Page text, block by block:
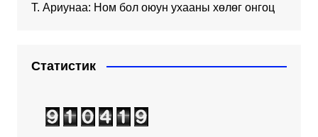
Т. Ариунаа: Ном бол оюун ухааны хөлөг онгоц
Статистик